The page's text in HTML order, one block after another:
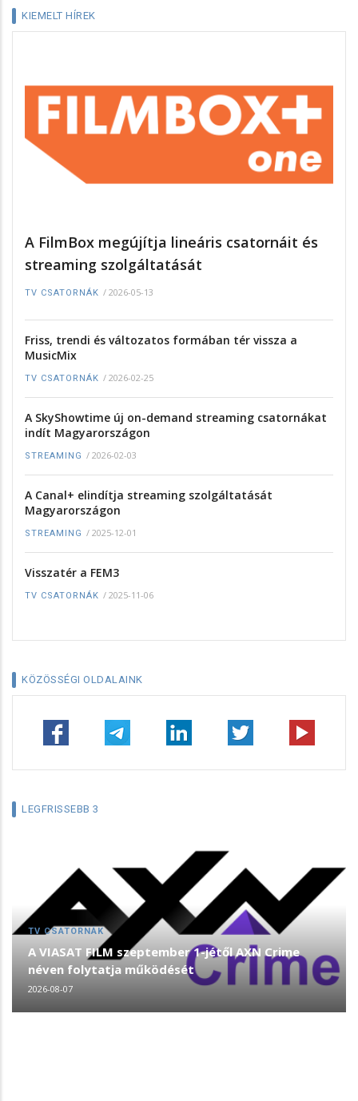
KIEMELT HÍREK
A FilmBox megújítja lineáris csatornáit és
streaming szolgáltatását
TV CSATORNÁK / 2026-05-13
Friss, trendi és változatos formában tér vissza a
MusicMix
TV CSATORNÁK / 2026-02-25
A SkyShowtime új on-demand streaming csatornákat
indít Magyarországon
STREAMING / 2026-02-03
A Canal+ elindítja streaming szolgáltatását
Magyarországon
STREAMING / 2025-12-01
Visszatér a FEM3
TV CSATORNÁK / 2025-11-06
KÖZÖSSÉGI OLDALAINK
LEGFRISSEBB 3
TV CSATORNÁK
A VIASAT FILM szeptember 1-jétől AXN Crime
néven folytatja működését
2026-08-07